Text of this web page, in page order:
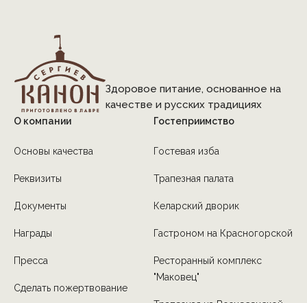
Здоровое питание, основанное на
качестве и русских традициях
О компании
Основы качества
Реквизиты
Документы
Награды
Пресса
Сделать пожертвование
Гостеприимство
Гостевая изба
Трапезная палата
Келарский дворик
Гастроном на Красногорской
Ресторанный комплекс
"Маковец"